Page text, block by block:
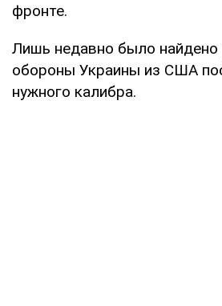
фронте.
Лишь недавно было
обороны Украины из США
нужного калибра.